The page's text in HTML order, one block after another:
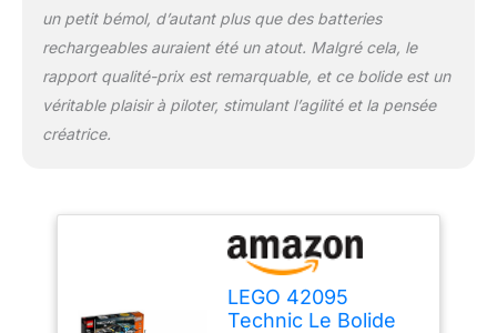
motorisé 2 en 1 se
télécommandé Le bolide
télécommandé mesure
plus de 17 cm de haut,
20 cm de long et 19 cm
de large
un petit bémol, d’autant plus que des batteries
rechargeables auraient été un atout. Malgré cela, le
rapport qualité-prix est remarquable, et ce bolide est un
véritable plaisir à piloter, stimulant l’agilité et la pensée
créatrice.
LEGO 42095
Technic Le Bolide